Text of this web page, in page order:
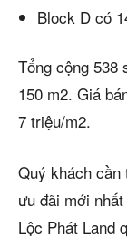
Block D có
Tổng cộng 538
150 m2. Giá
7 triệu/m2.
Quý khách cần
ưu đãi mới
Lộc Phát Land